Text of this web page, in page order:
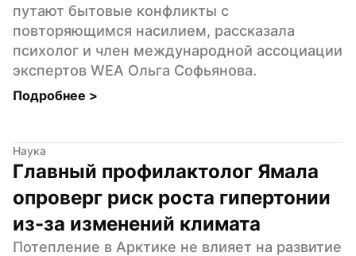
путают бытовые конфликты с
повторяющимся насилием, рассказала
психолог и член международной ассоциации
экспертов WEA Ольга Софьянова.
Подробнее >
Наука
Главный профилактолог Ямала
опроверг риск роста гипертонии
из-за изменений климата
Потепление в Арктике не влияет на развитие